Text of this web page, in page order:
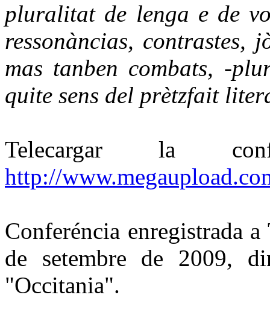
pluralitat de lenga e de
ressonàncias, contrastes,
mas tanben combats, -
quite sens del prètzfait
Telecargar la
http://
Conferéncia enregistrada
de setembre de 2009,
"Occitania".